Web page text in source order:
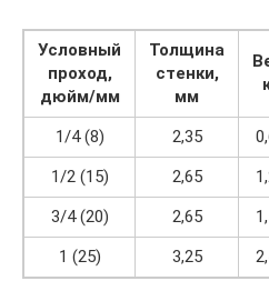
Условный
проход,
дюйм/мм
Толщина
стенки,
мм
1/4 (8)
2,35
1/2 (15)
2,65
3/4 (20)
2,65
1 (25)
3,25